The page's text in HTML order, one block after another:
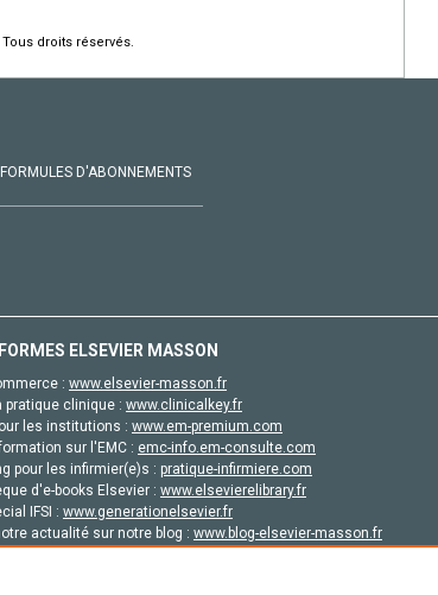
droits réservés.
D'ABONNEMENTS
ELSEVIER MASSON
: www.elsevier-masson.fr
pratique clinique : www.clinicalkey.fr
les institutions : www.em-premium.com
sur l'EMC : emc-info.em-consulte.com
pour les infirmier(e)s : pratique-infirmiere.com
d'e-books Elsevier : www.elsevierelibrary.fr
IFSI : www.generationelsevier.fr
actualité sur notre blog : www.blog-elsevier-masson.fr